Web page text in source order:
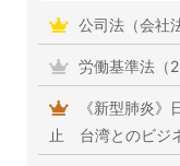
公司法（会社
労働基準法（
《新型肺炎》
止 台湾とのビジ